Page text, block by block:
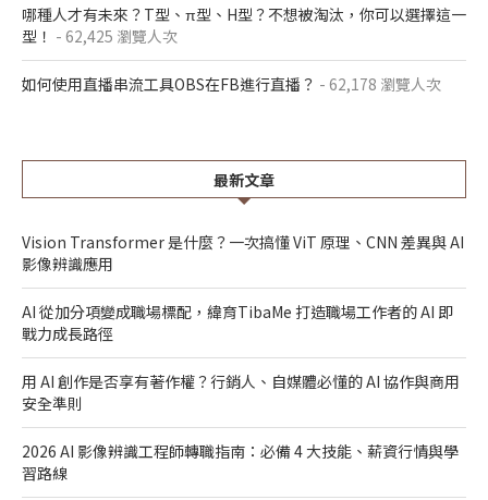
哪種人才有未來？T型、π型、H型？不想被淘汰，你可以選擇這一
型！ - 62,425 瀏覽人次
如何使用直播串流工具OBS在FB進行直播？ - 62,178 瀏覽人次
最新文章
Vision Transformer 是什麼？一次搞懂 ViT 原理、CNN 差異與 AI
影像辨識應用
AI 從加分項變成職場標配，緯育TibaMe 打造職場工作者的 AI 即
戰力成長路徑
用 AI 創作是否享有著作權？行銷人、自媒體必懂的 AI 協作與商用
安全準則
2026 AI 影像辨識工程師轉職指南：必備 4 大技能、薪資行情與學
習路線